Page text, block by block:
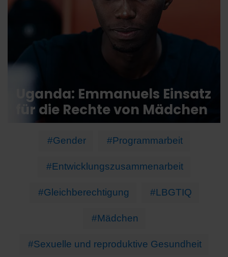
Uganda: Emmanuels Einsatz
für die Rechte von Mädchen
#Gender #Programmarbeit
#Entwicklungszusammenarbeit
#Gleichberechtigung #LBGTIQ
#Mädchen
#Sexuelle und reproduktive Gesundheit